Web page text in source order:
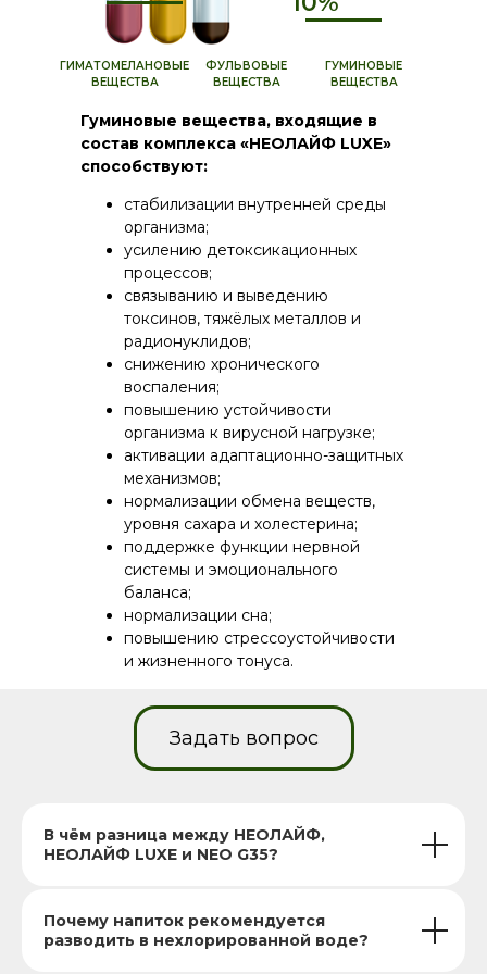
ГУМИНОВЫЕ
ВЕЩЕСТВА
ФУЛЬВОВЫЕ
ВЕЩЕСТВА
ГИМАТОМЕЛАНОВЫЕ
ВЕЩЕСТВА
Гуминовые вещества, входящие в
состав комплекса «НЕОЛАЙФ LUXE»
способствуют:
стабилизации внутренней среды
организма;
усилению детоксикационных
процессов;
связыванию и выведению
токсинов, тяжёлых металлов и
радионуклидов;
снижению хронического
воспаления;
повышению устойчивости
организма к вирусной нагрузке;
активации адаптационно-защитных
механизмов;
нормализации обмена веществ,
уровня сахара и холестерина;
поддержке функции нервной
системы и эмоционального
баланса;
нормализации сна;
повышению стрессоустойчивости
и жизненного тонуса.
Уникальное сырьё
Мы используем реликтовую органику
высочайшего качества. Аналогичного сырья
работать с фракциями гуминовых веществ
такого класса.
Гуминовые вещества получены без осадка,
запаха, вкуса и консервантов.
стакан (нехлорированной) воды. 1 раз утром
натощак.
При длительном приёме (более 30 дней)
Рекомендуемый курс приёма:30-60
Задать вопрос
В чём разница между НЕОЛАЙФ,
НЕОЛАЙФ LUXE и NEO G35?
Почему напиток рекомендуется
разводить в нехлорированной воде?